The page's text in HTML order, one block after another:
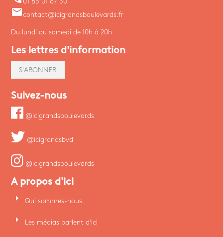
emailcontact@icigrandsboulevards.fr
Du lundi au samedi de 10h à 20h
Les lettres d'information
S'ABONNER
Suivez-nous
@icigrandsboulevards
@icigrandsbvd
@icigrandsboulevards
A propos d'ici
arrow_right Qui sommes-nous
arrow_right Les médias parlent d'ici